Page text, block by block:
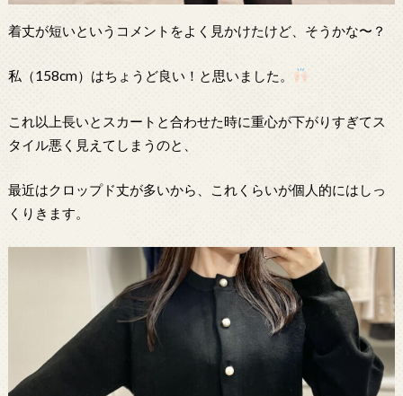
着丈が短いというコメントをよく見かけたけど、そうかな〜？
私（158cm）はちょうど良い！と思いました。
これ以上長いとスカートと合わせた時に重心が下がりすぎてス
タイル悪く見えてしまうのと、
最近はクロップド丈が多いから、これくらいが個人的にはしっ
くりきます。